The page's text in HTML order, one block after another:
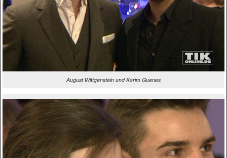
August Wittgenstein und Karim Guenes